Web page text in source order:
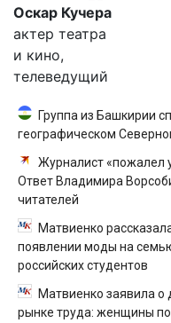
Оскар Кучера
актер театра
и кино,
телеведущий
Группа из Башкирии
географическом
Журналист «пожалел
Ответ Владимира
читателей
Матвиенко
появлении моды на
российских студентов
Матвиенко заявила о
рынке труда: женщины